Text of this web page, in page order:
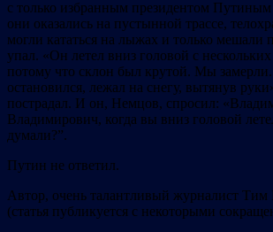
с только избранным президентом
они оказались на пустынной трассе,
могли кататься на лыжах и только мешали
упал. «Он летел вниз головой с
потому что склон был крутой. Мы
остановился, лежал на снегу, вытянув
пострадал. И он, Немцов, спросил:
Владимирович, когда вы вниз головой
думали?”.
Путин не ответил.
Автор, очень талантливый журналист
(статья публикуется с некоторыми